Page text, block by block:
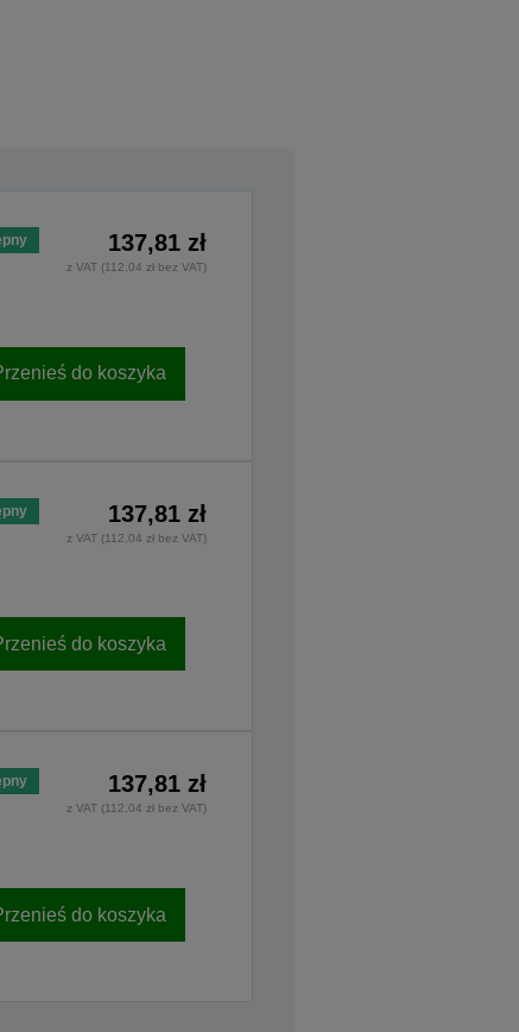
137,81 zł
z VAT (112,04 zł bez VAT)
do koszyka
137,81 zł
z VAT (112,04 zł bez VAT)
do koszyka
137,81 zł
z VAT (112,04 zł bez VAT)
do koszyka